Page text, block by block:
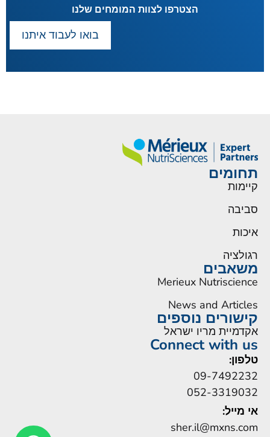
הצטרפו לצוות המומחים שלנו
בואו לעבוד איתנו
תחומים
קיימות
סביבה
איכות
רגולציה
משאבים
Merieux Nutriscience
News and Articles
קישורים נוספים
אקדמיית מריו ישראל
Connect with us
טלפון:
09-7492232
052-3319032
אי מייל:
sher.il@mxns.com